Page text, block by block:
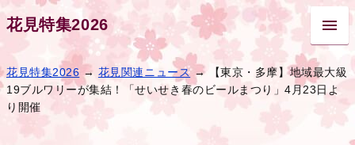
花見特集2026
花見特集2026 → 花見関連ニュース→ 【東京・多摩】地域最大級
19ブルワリーが集結！「せいせき春のビールまつり」4月23日よ
り開催